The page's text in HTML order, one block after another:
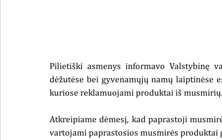
Pilietiški asmenys informavo Valstybinę
dėžutėse bei gyvenamųjų namų laiptinėse
kuriose reklamuojami produktai iš
Atkreipiame dėmesį, kad paprastoji
vartojami paprastosios musmirės